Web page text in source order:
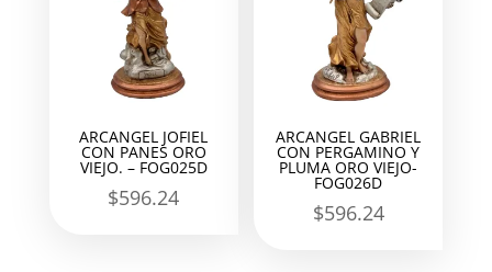
ARCANGEL JOFIEL
CON PANES ORO
VIEJO. – FOG025D
$596.24
ARCANGEL GABRIEL
CON PERGAMINO Y
PLUMA ORO VIEJO-
FOG026D
$596.24